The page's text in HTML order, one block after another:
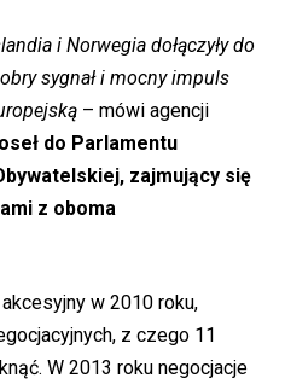
i Norwegia dołączyły do
sygnał i mocny impuls
– mówi agencji
do Parlamentu
zajmujący się
z oboma
w 2010 roku,
z czego 11
W 2013 roku negocjacje